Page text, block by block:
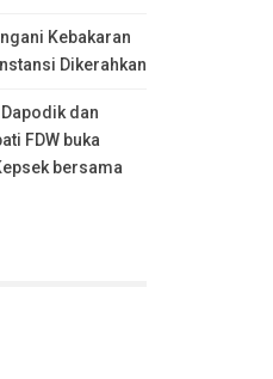
Kebakaran
Dikerahkan
dan
FDW buka
bersama